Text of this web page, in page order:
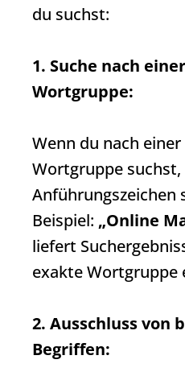
du suchst:
1. Suche nach
Wortgruppe:
Wenn du nach
Wortgruppe
Anführungszeichen
Beispiel: „Online
liefert
exakte Wortgruppe
2. Ausschluss von
Begriffen: